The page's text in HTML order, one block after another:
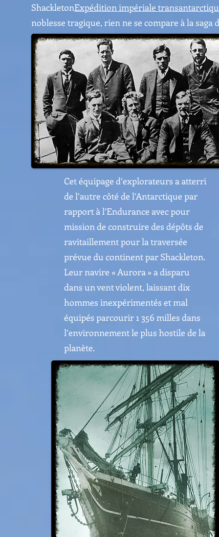
ShackletonExpédition impériale
noblesse tragique, rien ne se compare à la saga
Cet équipage d’explorateurs a atterri
de l’autre côté de l’Antarctique par
rapport à l’Endurance avec pour
mission de construire des dépôts de
ravitaillement pour la traversée
prévue du continent par Shackleton.
Leur navire « Aurora » a disparu
dans un vent violent, laissant dix
hommes inexpérimentés et mal
équipés parcourir 1 356 milles dans
l’environnement le plus hostile de la
planète.